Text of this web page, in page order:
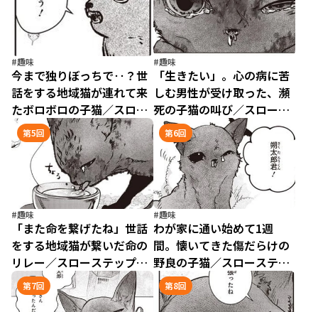
#趣味
今まで独りぼっちで‥？世
話をする地域猫が連れて来
たボロボロの子猫／スロー
ステップ朔太郎 上（3）
#趣味
「生きたい」。心の病に苦
しむ男性が受け取った、瀕
死の子猫の叫び／スロース
テップ朔太郎 上（4）
第5回
#趣味
「また命を繋げたね」世話
をする地域猫が繋いだ命の
リレー／スローステップ朔
太郎 上（5）
第6回
#趣味
わが家に通い始めて1週
間。懐いてきた傷だらけの
野良の子猫／スローステッ
プ朔太郎 上（6）
第7回 第8回